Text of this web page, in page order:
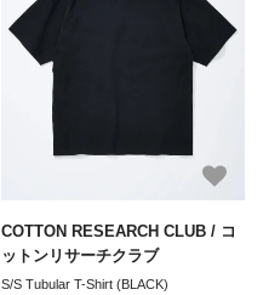
COTTON RESEARCH CLUB / コ
ットンリサーチクラブ
S/S Tubular T-Shirt (BLACK)